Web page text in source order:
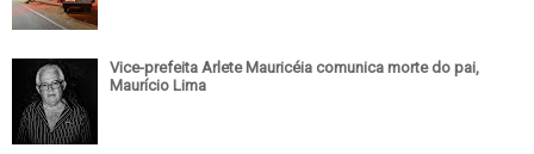
Vice-prefeita Arlete Mauricéia comunica morte do pai,
Maurício Lima